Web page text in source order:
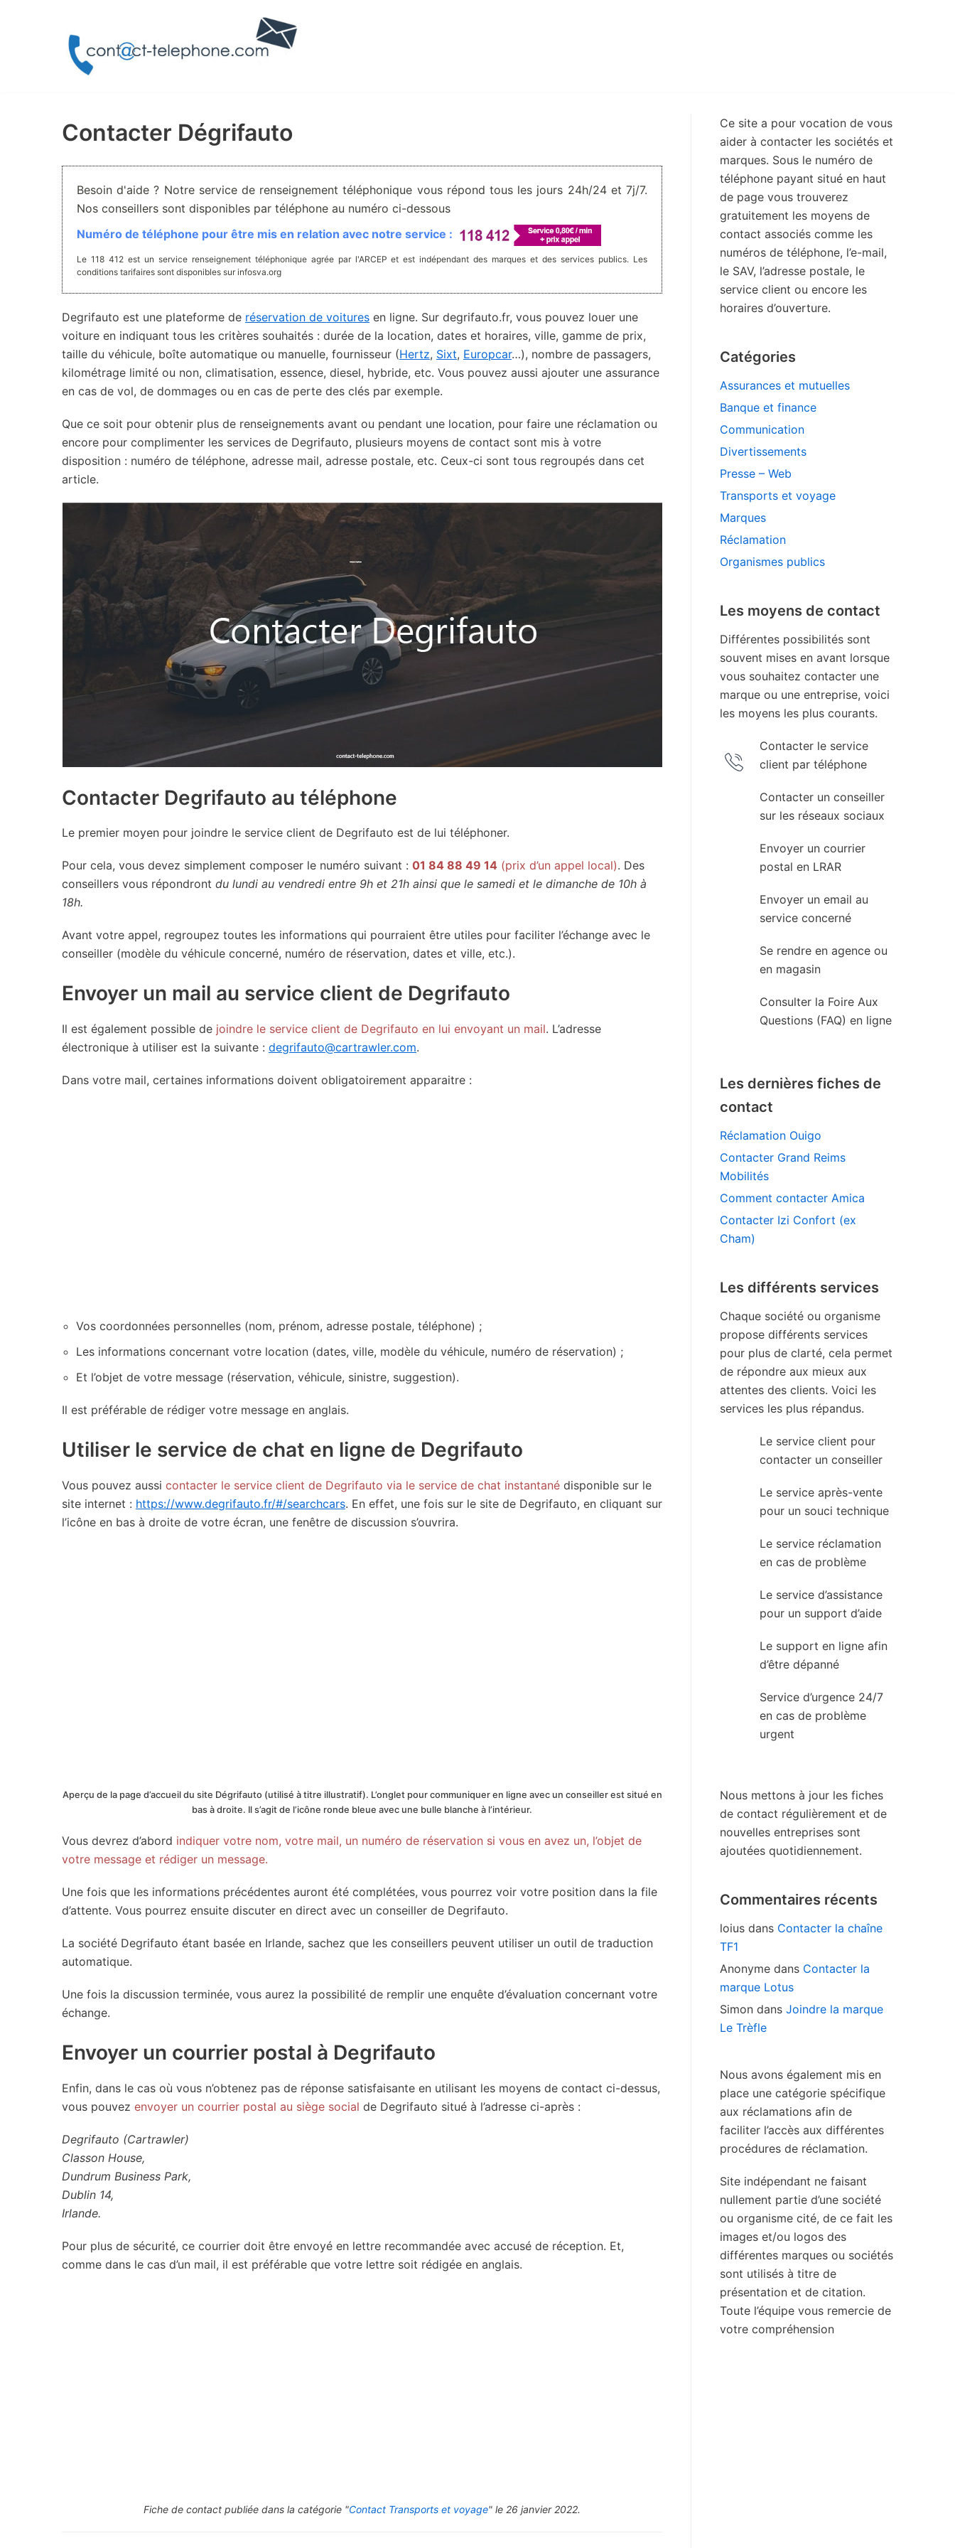
Contacter Dégrifauto
Besoin d'aide ? Notre service de renseignement téléphonique vous répond tous les jours 24h/24 et 7j/7.
Nos conseillers sont disponibles par téléphone au numéro ci-dessous
Numéro de téléphone pour être mis en relation avec notre service :
Le 118 412 est un service renseignement téléphonique agrée par l'ARCEP et est indépendant des marques et des services publics. Les
conditions tarifaires sont disponibles sur infosva.org
Degrifauto est une plateforme de réservation de voitures en ligne. Sur degrifauto.fr, vous pouvez louer une
voiture en indiquant tous les critères souhaités : durée de la location, dates et horaires, ville, gamme de prix,
taille du véhicule, boîte automatique ou manuelle, fournisseur (Hertz, Sixt, Europcar…), nombre de passagers,
kilométrage limité ou non, climatisation, essence, diesel, hybride, etc. Vous pouvez aussi ajouter une assurance
en cas de vol, de dommages ou en cas de perte des clés par exemple.
Que ce soit pour obtenir plus de renseignements avant ou pendant une location, pour faire une réclamation ou
encore pour complimenter les services de Degrifauto, plusieurs moyens de contact sont mis à votre
disposition : numéro de téléphone, adresse mail, adresse postale, etc. Ceux-ci sont tous regroupés dans cet
article.
Contacter Degrifauto au téléphone
Le premier moyen pour joindre le service client de Degrifauto est de lui téléphoner.
Pour cela, vous devez simplement composer le numéro suivant : 01 84 88 49 14 (prix d’un appel local). Des
conseillers vous répondront du lundi au vendredi entre 9h et 21h ainsi que le samedi et le dimanche de 10h à
18h.
Avant votre appel, regroupez toutes les informations qui pourraient être utiles pour faciliter l’échange avec le
conseiller (modèle du véhicule concerné, numéro de réservation, dates et ville, etc.).
Envoyer un mail au service client de Degrifauto
Il est également possible de joindre le service client de Degrifauto en lui envoyant un mail. L’adresse
électronique à utiliser est la suivante : degrifauto@cartrawler.com.
Dans votre mail, certaines informations doivent obligatoirement apparaitre :
Vos coordonnées personnelles (nom, prénom, adresse postale, téléphone) ;
Les informations concernant votre location (dates, ville, modèle du véhicule, numéro de réservation) ;
Et l’objet de votre message (réservation, véhicule, sinistre, suggestion).
Il est préférable de rédiger votre message en anglais.
Utiliser le service de chat en ligne de Degrifauto
Vous pouvez aussi contacter le service client de Degrifauto via le service de chat instantané disponible sur le
site internet : https://www.degrifauto.fr/#/searchcars. En effet, une fois sur le site de Degrifauto, en cliquant sur
l’icône en bas à droite de votre écran, une fenêtre de discussion s’ouvrira.
Aperçu de la page d’accueil du site Dégrifauto (utilisé à titre illustratif). L’onglet pour communiquer en ligne avec un conseiller est situé en
bas à droite. Il s’agit de l’icône ronde bleue avec une bulle blanche à l’intérieur.
Vous devrez d’abord indiquer votre nom, votre mail, un numéro de réservation si vous en avez un, l’objet de
votre message et rédiger un message.
Une fois que les informations précédentes auront été complétées, vous pourrez voir votre position dans la file
d’attente. Vous pourrez ensuite discuter en direct avec un conseiller de Degrifauto.
La société Degrifauto étant basée en Irlande, sachez que les conseillers peuvent utiliser un outil de traduction
automatique.
Une fois la discussion terminée, vous aurez la possibilité de remplir une enquête d’évaluation concernant votre
échange.
Envoyer un courrier postal à Degrifauto
Enfin, dans le cas où vous n’obtenez pas de réponse satisfaisante en utilisant les moyens de contact ci-dessus,
vous pouvez envoyer un courrier postal au siège social de Degrifauto situé à l’adresse ci-après :
Degrifauto (Cartrawler)
Classon House,
Dundrum Business Park,
Dublin 14,
Irlande.
Pour plus de sécurité, ce courrier doit être envoyé en lettre recommandée avec accusé de réception. Et,
comme dans le cas d’un mail, il est préférable que votre lettre soit rédigée en anglais.
Fiche de contact publiée dans la catégorie "Contact Transports et voyage" le 26 janvier 2022.
Ce site a pour vocation de vous
aider à contacter les sociétés et
marques. Sous le numéro de
téléphone payant situé en haut
de page vous trouverez
gratuitement les moyens de
contact associés comme les
numéros de téléphone, l’e-mail,
le SAV, l’adresse postale, le
service client ou encore les
horaires d’ouverture.
Catégories
Assurances et mutuelles
Banque et finance
Communication
Divertissements
Presse – Web
Transports et voyage
Marques
Réclamation
Organismes publics
Les moyens de contact
Différentes possibilités sont
souvent mises en avant lorsque
vous souhaitez contacter une
marque ou une entreprise, voici
les moyens les plus courants.
Contacter le service
client par téléphone
Contacter un conseiller
sur les réseaux sociaux
Envoyer un courrier
postal en LRAR
Envoyer un email au
service concerné
Se rendre en agence ou
en magasin
Consulter la Foire Aux
Questions (FAQ) en ligne
Les dernières fiches de
contact
Réclamation Ouigo
Contacter Grand Reims
Mobilités
Comment contacter Amica
Contacter Izi Confort (ex
Cham)
Les différents services
Chaque société ou organisme
propose différents services
pour plus de clarté, cela permet
de répondre aux mieux aux
attentes des clients. Voici les
services les plus répandus.
Le service client pour
contacter un conseiller
Le service après-vente
pour un souci technique
Le service réclamation
en cas de problème
Le service d’assistance
pour un support d’aide
Le support en ligne afin
d’être dépanné
Service d’urgence 24/7
en cas de problème
urgent
Nous mettons à jour les fiches
de contact régulièrement et de
nouvelles entreprises sont
ajoutées quotidiennement.
Commentaires récents
loius dans Contacter la chaîne
TF1
Anonyme dans Contacter la
marque Lotus
Simon dans Joindre la marque
Le Trèfle
Nous avons également mis en
place une catégorie spécifique
aux réclamations afin de
faciliter l’accès aux différentes
procédures de réclamation.
Site indépendant ne faisant
nullement partie d’une société
ou organisme cité, de ce fait les
images et/ou logos des
différentes marques ou sociétés
sont utilisés à titre de
présentation et de citation.
Toute l’équipe vous remercie de
votre compréhension